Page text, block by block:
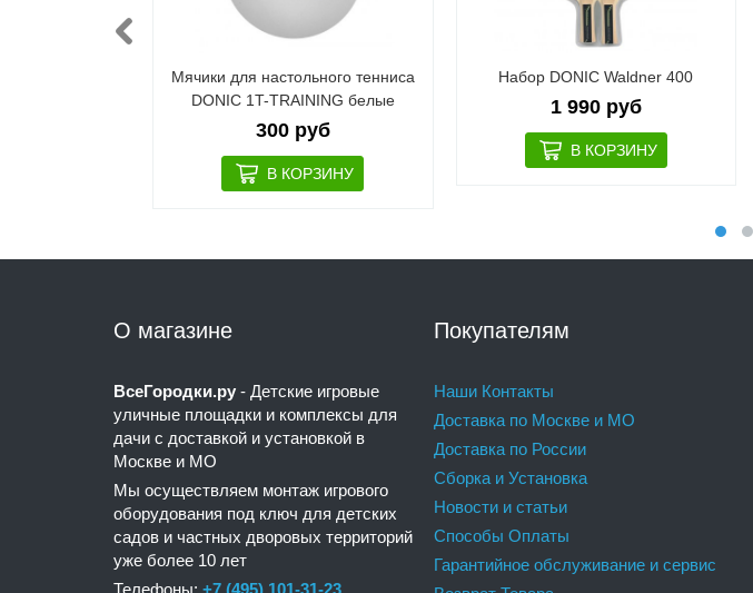
Мячики для настольного тенниса
DONIC 1T-TRAINING белые
300 руб
Набор DONIC Waldner 400
1 990 руб
О магазине
ВсеГородки.ру - Детские игровые
уличные площадки и комплексы для
дачи с доставкой и установкой в
Москве и МО
Мы осуществляем монтаж игрового
оборудования под ключ для детских
садов и частных дворовых территорий
уже более 10 лет
Телефоны: +7 (495) 101-31-23
Покупателям
Наши Контакты
Доставка по Москве и МО
Доставка по России
Сборка и Установка
Новости и статьи
Способы Оплаты
Гарантийное обслуживание и сервис